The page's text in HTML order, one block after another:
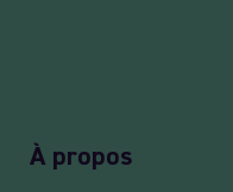
À propos